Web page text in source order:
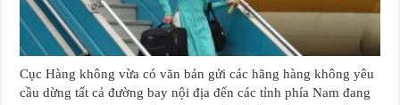
Cục Hàng không vừa có văn bản gửi các hãng hàng không yêu
cầu dừng tất cả đường bay nội địa đến các tỉnh phía Nam đang